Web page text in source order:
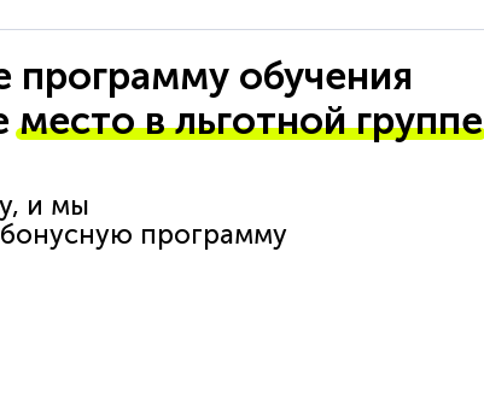
программу обучения
место в льготной группе
и мы
программу